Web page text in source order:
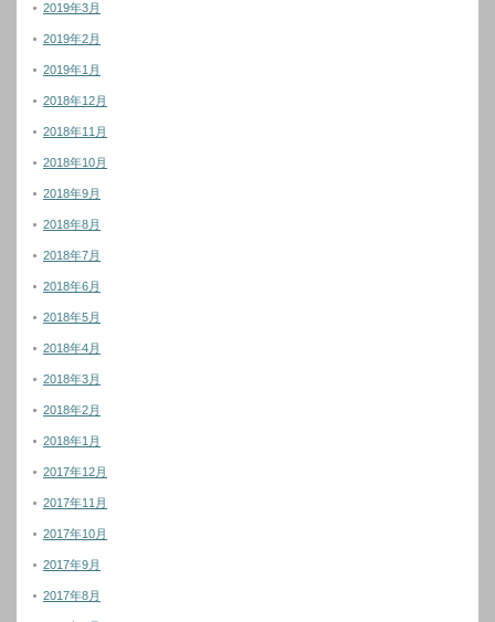
2019年3月
2019年2月
2019年1月
2018年12月
2018年11月
2018年10月
2018年9月
2018年8月
2018年7月
2018年6月
2018年5月
2018年4月
2018年3月
2018年2月
2018年1月
2017年12月
2017年11月
2017年10月
2017年9月
2017年8月